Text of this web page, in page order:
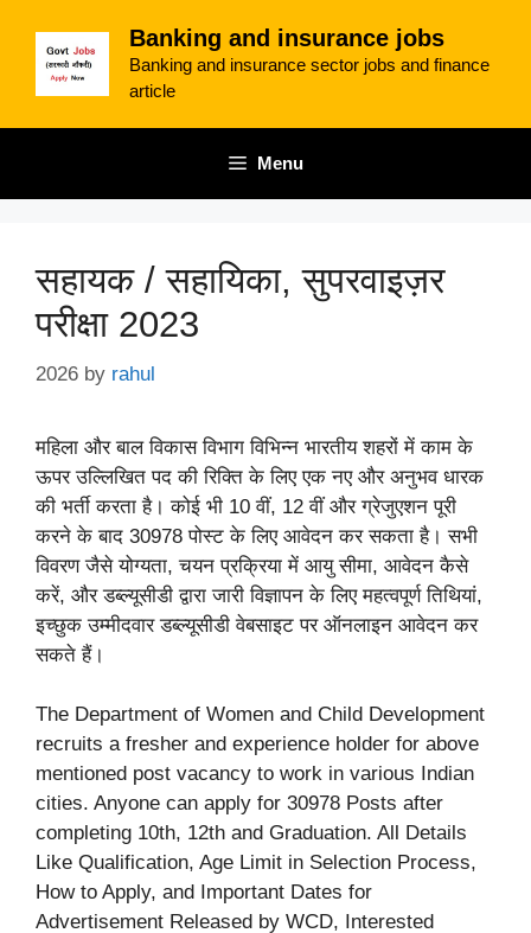
content
Banking and insurance jobs
Banking and insurance sector jobs and finance
article
Menu
सहायक / सहायिका, सुपरवाइज़र
परीक्षा 2023
2026 by rahul
महिला और बाल विकास विभाग विभिन्न भारतीय शहरों में काम के
ऊपर उल्लिखित पद की रिक्ति के लिए एक नए और अनुभव धारक
की भर्ती करता है। कोई भी 10 वीं, 12 वीं और ग्रेजुएशन पूरी
करने के बाद 30978 पोस्ट के लिए आवेदन कर सकता है। सभी
विवरण जैसे योग्यता, चयन प्रक्रिया में आयु सीमा, आवेदन कैसे
करें, और डब्ल्यूसीडी द्वारा जारी विज्ञापन के लिए महत्वपूर्ण तिथियां,
इच्छुक उम्मीदवार डब्ल्यूसीडी वेबसाइट पर ऑनलाइन आवेदन कर
सकते हैं।
The Department of Women and Child Development
recruits a fresher and experience holder for above
mentioned post vacancy to work in various Indian
cities. Anyone can apply for 30978 Posts after
completing 10th, 12th and Graduation. All Details
Like Qualification, Age Limit in Selection Process,
How to Apply, and Important Dates for
Advertisement Released by WCD, Interested